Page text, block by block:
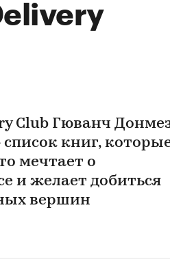
Club Гюванч
книг,
мечтает о
и желает добиться
вершин